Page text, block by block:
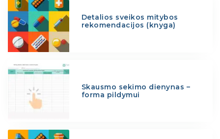
Detalios sveikos mitybos
rekomendacijos (knyga)
Skausmo sekimo dienynas –
forma pildymui